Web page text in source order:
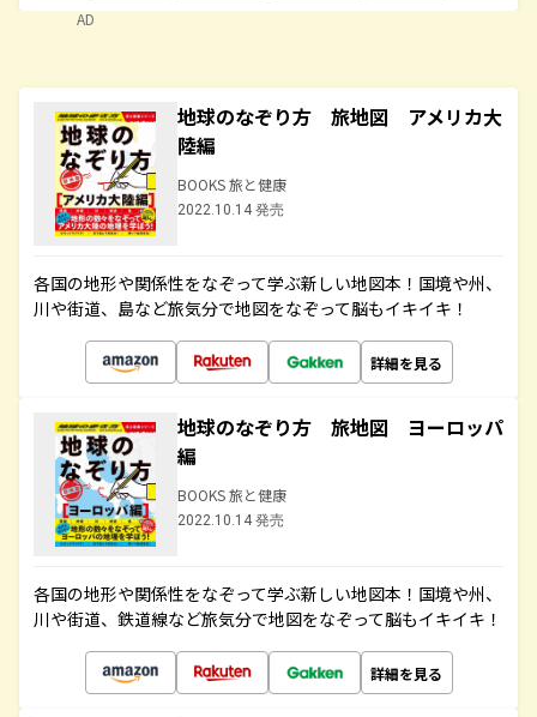
AD
地球のなぞり方 旅地図 アメリカ大
陸編
BOOKS 旅と健康
2022.10.14 発売
各国の地形や関係性をなぞって学ぶ新しい地図本！国境や州、
川や街道、島など旅気分で地図をなぞって脳もイキイキ！
詳細を見る
地球のなぞり方 旅地図 ヨーロッパ
編
BOOKS 旅と健康
2022.10.14 発売
各国の地形や関係性をなぞって学ぶ新しい地図本！国境や州、
川や街道、鉄道線など旅気分で地図をなぞって脳もイキイキ！
詳細を見る